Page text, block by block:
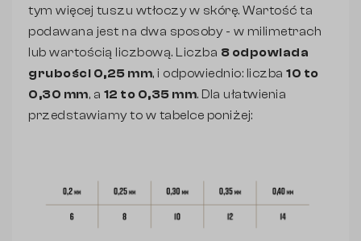
tym więcej tuszu wtłoczy w skórę. Wartość ta
podawana jest na dwa sposoby - w milimetrach
lub wartością liczbową. Liczba 8 odpowiada
grubości 0,25 mm, i odpowiednio: liczba 10 to
0,30 mm, a 12 to 0,35 mm. Dla ułatwienia
przedstawiamy to w tabelce poniżej: